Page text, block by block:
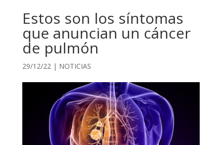
Estos son los síntomas
que anuncian un cáncer
de pulmón
29/12/22| NOTICIAS